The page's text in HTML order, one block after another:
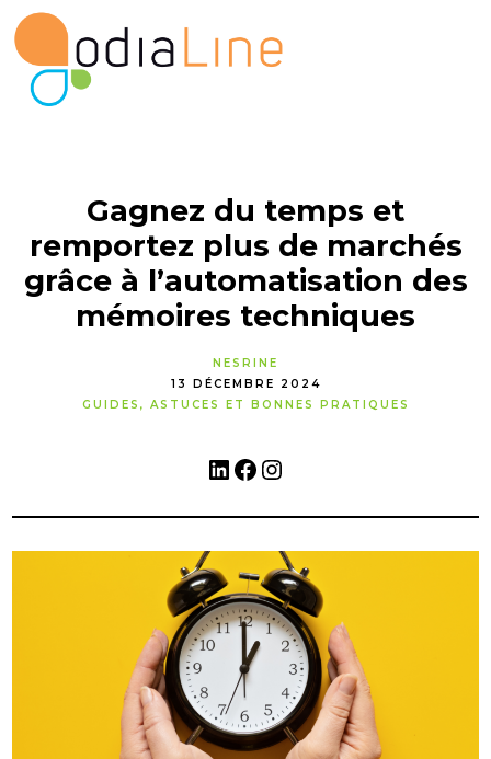
Gagnez du temps et
remportez plus de marchés
grâce à l’automatisation des
mémoires techniques
NESRINE
13 DÉCEMBRE 2024
GUIDES, ASTUCES ET BONNES PRATIQUES
LinkedIn
Facebook
Instagram